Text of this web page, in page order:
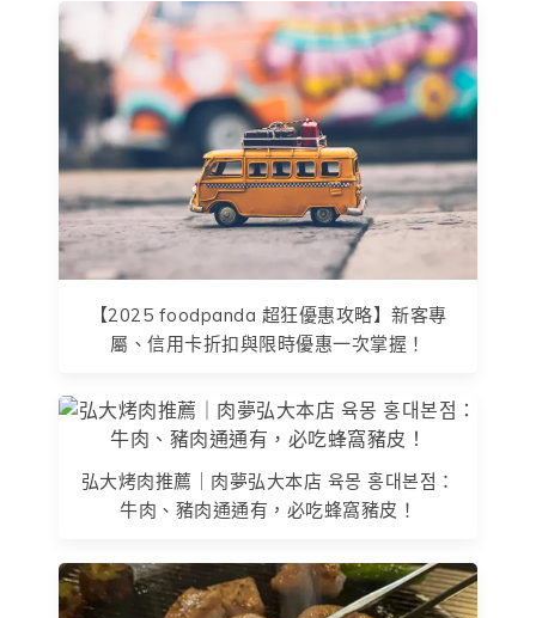
【2025 foodpanda 超狂優惠攻略】新客專
屬、信用卡折扣與限時優惠一次掌握！
弘大烤肉推薦｜肉夢弘大本店 육몽 홍대본점：
牛肉、豬肉通通有，必吃蜂窩豬皮！